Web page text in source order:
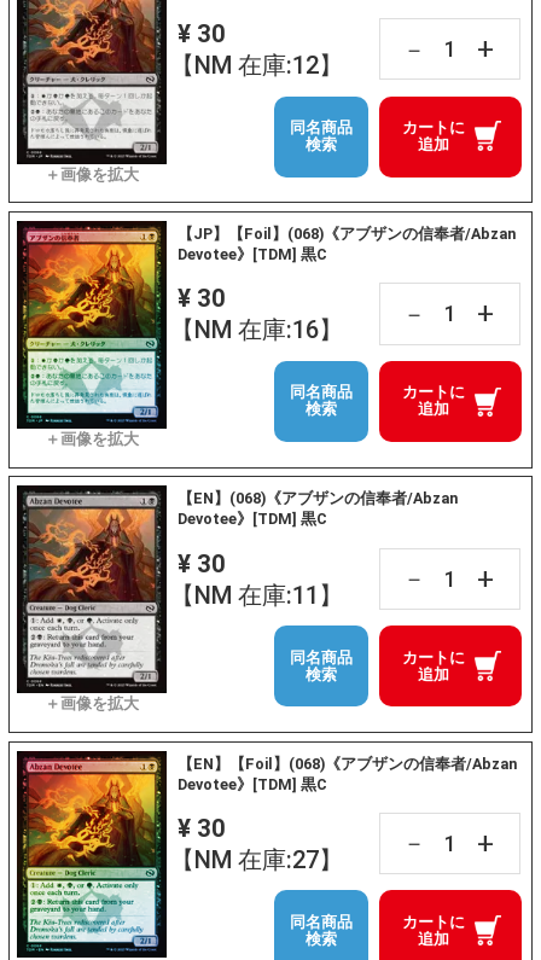
¥ 30
【NM 在庫:12】
－ +
カートに
追加
同名商品
検索
【JP】【Foil】(068)《アブザンの信奉者/Abzan
Devotee》[TDM] 黒C
¥ 30
【NM 在庫:16】
－ +
カートに
追加
同名商品
検索
【EN】(068)《アブザンの信奉者/Abzan
Devotee》[TDM] 黒C
¥ 30
【NM 在庫:11】
－ +
カートに
追加
同名商品
検索
【EN】【Foil】(068)《アブザンの信奉者/Abzan
Devotee》[TDM] 黒C
¥ 30
【NM 在庫:27】
－ +
カートに
追加
同名商品
検索